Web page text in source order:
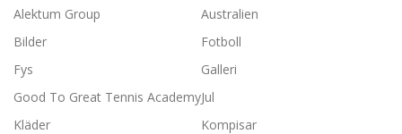
Alektum Group
Australien
Bilder
Fotboll
Fys
Galleri
Good To Great Tennis AcademyJul
Kläder
Kompisar